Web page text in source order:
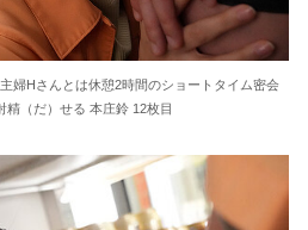
婦Hさんとは休憩2時間のショートタイム密会
精（だ）せる 本庄鈴 12枚目